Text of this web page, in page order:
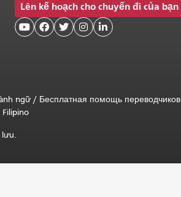
Lên kế hoạch cho chuyến đi của bạn
    
ngữ / Бесплатная помощь переводчиков
lưu.